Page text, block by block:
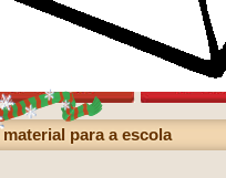
para a escola